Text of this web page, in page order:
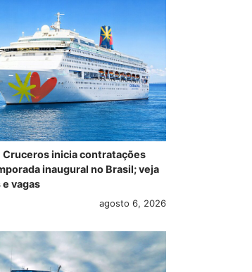
Cruceros inicia contratações
inaugural no Brasil; veja
vagas
agosto 6, 2026